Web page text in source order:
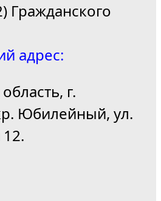
Гражданского
адрес:
г.
Юбилейный, ул.